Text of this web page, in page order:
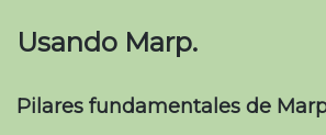
Usando Marp.
Pilares fundamentales de